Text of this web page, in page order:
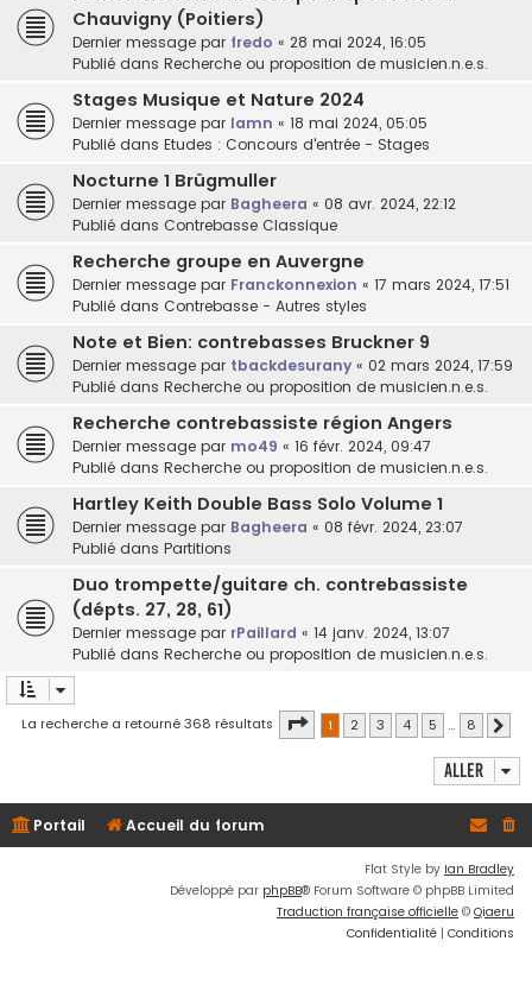
Chauvigny (Poitiers)
Dernier message par fredo « 28 mai 2024, 16:05
Publié dans Recherche ou proposition de musicien.n.e.s.
Stages Musique et Nature 2024
Dernier message par lamn « 18 mai 2024, 05:05
Publié dans Etudes : Concours d'entrée - Stages
Nocturne 1 Brügmuller
Dernier message par Bagheera « 08 avr. 2024, 22:12
Publié dans Contrebasse Classique
Recherche groupe en Auvergne
Dernier message par Franckonnexion « 17 mars 2024, 17:51
Publié dans Contrebasse - Autres styles
Note et Bien: contrebasses Bruckner 9
Dernier message par tbackdesurany « 02 mars 2024, 17:59
Publié dans Recherche ou proposition de musicien.n.e.s.
Recherche contrebassiste région Angers
Dernier message par mo49 « 16 févr. 2024, 09:47
Publié dans Recherche ou proposition de musicien.n.e.s.
Hartley Keith Double Bass Solo Volume 1
Dernier message par Bagheera « 08 févr. 2024, 23:07
Publié dans Partitions
Duo trompette/guitare ch. contrebassiste
(dépts. 27, 28, 61)
Dernier message par rPaillard « 14 janv. 2024, 13:07
Publié dans Recherche ou proposition de musicien.n.e.s.
La recherche a retourné 368 résultats Page 1sur8
1 2 3 4 5 … 8
Aller
Portail Accueil du forum
Flat Style by Ian Bradley
Développé par phpBB® Forum Software © phpBB Limited
Traduction française officielle © Qiaeru
Confidentialité | Conditions